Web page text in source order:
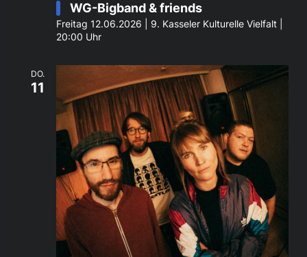
WG-Bigband & friends
Freitag 12.06.2026 | 9. Kasseler Kulturelle Vielfalt |
20:00 Uhr
DO.
11